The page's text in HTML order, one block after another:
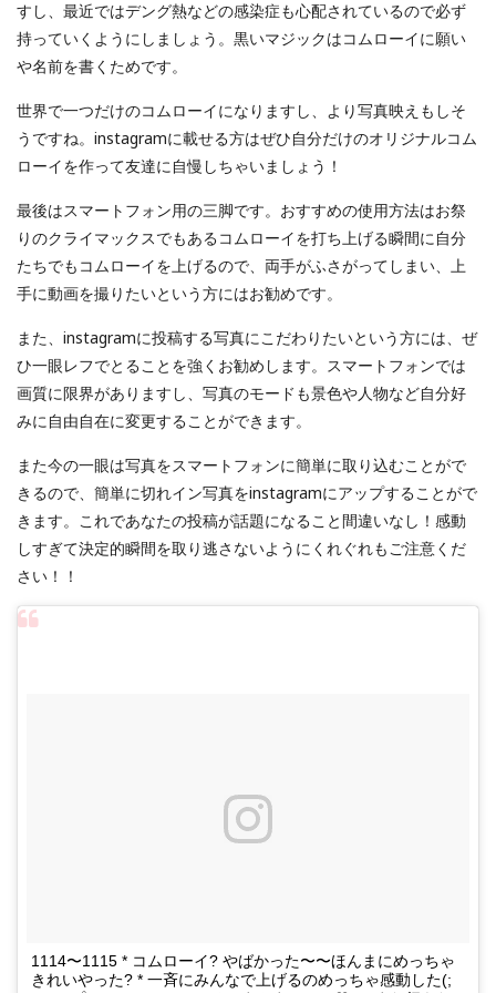
すし、最近ではデング熱などの感染症も心配されているので必ず
持っていくようにしましょう。黒いマジックはコムローイに願い
や名前を書くためです。
世界で一つだけのコムローイになりますし、より写真映えもしそ
うですね。instagramに載せる方はぜひ自分だけのオリジナルコム
ローイを作って友達に自慢しちゃいましょう！
最後はスマートフォン用の三脚です。おすすめの使用方法はお祭
りのクライマックスでもあるコムローイを打ち上げる瞬間に自分
たちでもコムローイを上げるので、両手がふさがってしまい、上
手に動画を撮りたいという方にはお勧めです。
また、instagramに投稿する写真にこだわりたいという方には、ぜ
ひ一眼レフでとることを強くお勧めします。スマートフォンでは
画質に限界がありますし、写真のモードも景色や人物など自分好
みに自由自在に変更することができます。
また今の一眼は写真をスマートフォンに簡単に取り込むことがで
きるので、簡単に切れイン写真をinstagramにアップすることがで
きます。これであなたの投稿が話題になること間違いなし！感動
しすぎて決定的瞬間を取り逃さないようにくれぐれもご注意くだ
さい！！
1114〜1115 * コムローイ? やばかった〜〜ほんまにめっちゃ
きれいやった? * 一斉にみんなで上げるのめっちゃ感動した(;